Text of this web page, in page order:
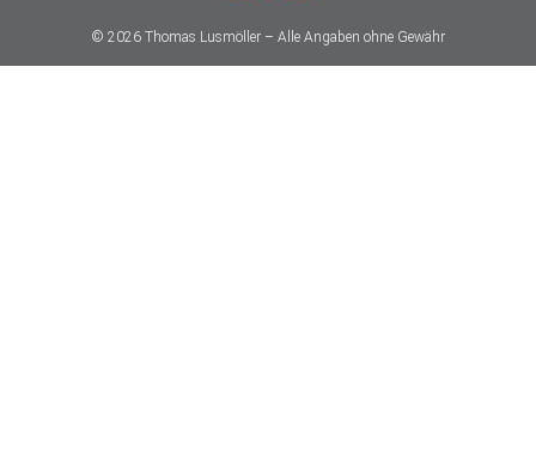
© 2026 Thomas Lusmöller – Alle Angaben ohne Gewähr